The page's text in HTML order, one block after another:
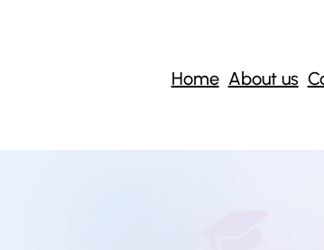
Home About us